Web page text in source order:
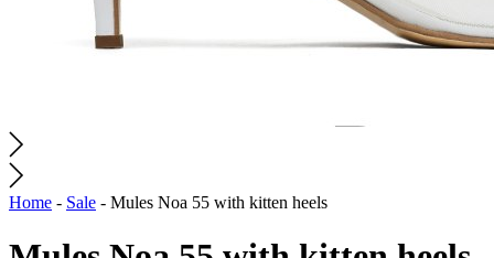
Home - Sale - Mules Noa 55 with kitten heels